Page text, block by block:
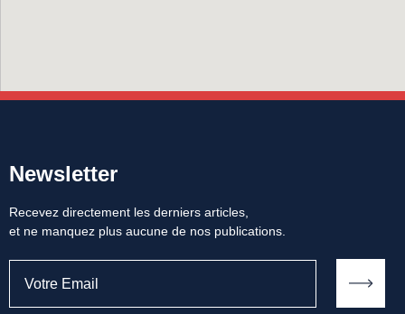
Newsletter
Recevez directement les derniers articles,
et ne manquez plus aucune de nos publications.